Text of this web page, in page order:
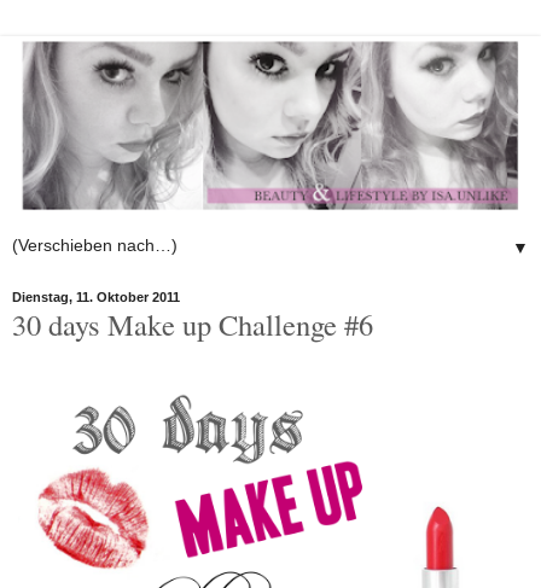
▼
Dienstag, 11. Oktober 2011
30 days Make up Challenge #6